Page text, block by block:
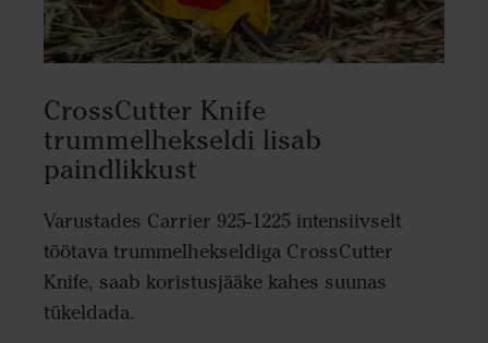
CrossCutter Knife
trummelhekseldi lisab
paindlikkust
Varustades Carrier 925-1225 intensiivselt
töötava trummelhekseldiga CrossCutter
Knife, saab koristusjääke kahes suunas
tükeldada.